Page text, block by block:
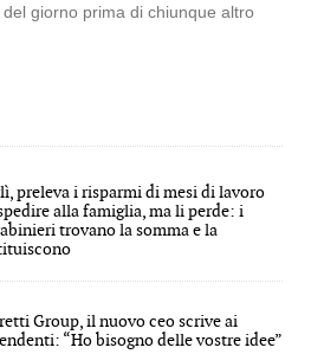
giorno prima di chiunque altro
preleva i risparmi di mesi di lavoro
alla famiglia, ma li perde: i
trovano la somma e la
Group, il nuovo ceo scrive ai
“Ho bisogno delle vostre idee”